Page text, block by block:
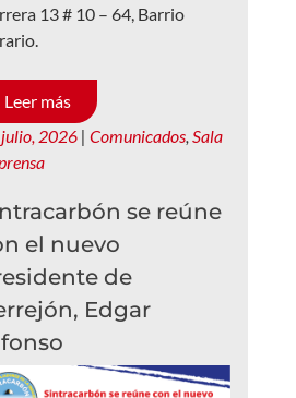
13 # 10 – 64, Barrio
Leer más
2026 | Comunicados Sala
se reúne
el nuevo
de
Edgar